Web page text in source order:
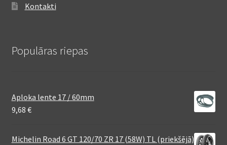
Kontakti
Populāras riepas
Aploka lente 17 / 60mm
9,68 €
Michelin Road 6 GT 120/70 ZR 17 (58W) TL (priekšējā)